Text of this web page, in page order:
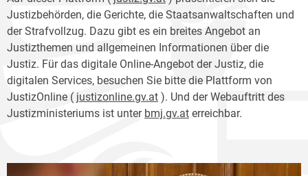
Justizbehörden, die Gerichte, die Staatsanwaltschaften und
der Strafvollzug. Dazu gibt es ein breites Angebot an
Justizthemen und allgemeinen Informationen über die
Justiz. Für das digitale Online-Angebot der Justiz, die
digitalen Services, besuchen Sie bitte die Plattform von
JustizOnline ( justizonline.gv.at ). Und der Webauftritt des
Justizministeriums ist unter bmj.gv.at erreichbar.